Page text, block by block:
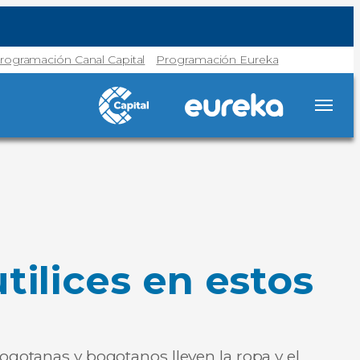
Canal Capital Programación Eureka
en estos
y bogotanos lleven la ropa y el